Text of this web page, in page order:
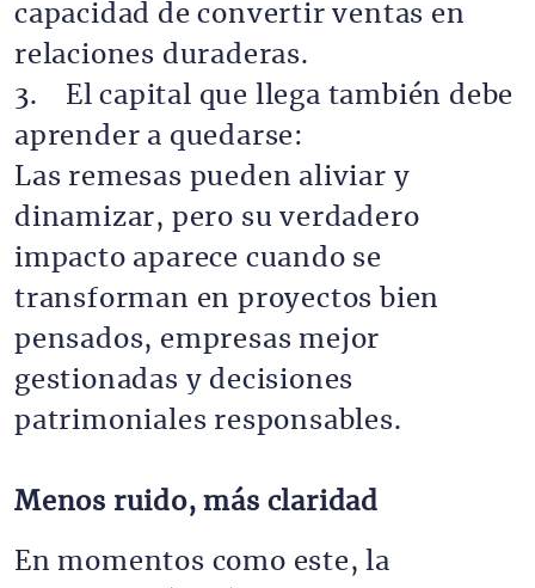
capacidad de convertir ventas en
relaciones duraderas.
3. El capital que llega también debe
aprender a quedarse:
Las remesas pueden aliviar y
dinamizar, pero su verdadero
impacto aparece cuando se
transforman en proyectos bien
pensados, empresas mejor
gestionadas y decisiones
patrimoniales responsables.
Menos ruido, más claridad
En momentos como este, la